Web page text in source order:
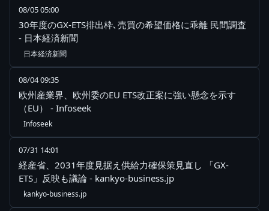
08/05 05:00
30年度のGX-ETS排出枠､売買の希望価格に乖離 民間調査
- 日本経済新聞
日本経済新聞
08/04 09:35
欧州産業界、欧州委のEU ETS改正案に強い懸念を示す
（EU） - Infoseek
Infoseek
07/31 14:01
経産省、2031年度見据え供給力確保策見直し 「GX-
ETS」反映も議論 - kankyo-business.jp
kankyo-business.jp